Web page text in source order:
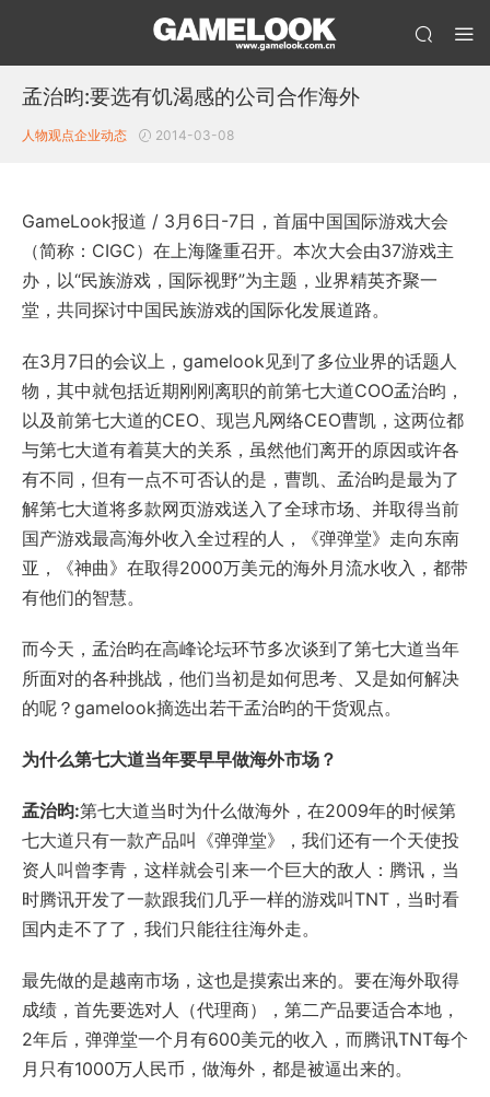
孟治昀:要选有饥渴感的公司合作海外
人物观点企业动态 2014-03-08
GameLook报道 / 3月6日-7日，首届中国国际游戏大会
（简称：CIGC）在上海隆重召开。本次大会由37游戏主
办，以“民族游戏，国际视野”为主题，业界精英齐聚一
堂，共同探讨中国民族游戏的国际化发展道路。
在3月7日的会议上，gamelook见到了多位业界的话题人
物，其中就包括近期刚刚离职的前第七大道COO孟治昀，
以及前第七大道的CEO、现岂凡网络CEO曹凯，这两位都
与第七大道有着莫大的关系，虽然他们离开的原因或许各
有不同，但有一点不可否认的是，曹凯、孟治昀是最为了
解第七大道将多款网页游戏送入了全球市场、并取得当前
国产游戏最高海外收入全过程的人，《弹弹堂》走向东南
亚，《神曲》在取得2000万美元的海外月流水收入，都带
有他们的智慧。
而今天，孟治昀在高峰论坛环节多次谈到了第七大道当年
所面对的各种挑战，他们当初是如何思考、又是如何解决
的呢？gamelook摘选出若干孟治昀的干货观点。
为什么第七大道当年要早早做海外市场？
孟治昀:第七大道当时为什么做海外，在2009年的时候第
七大道只有一款产品叫《弹弹堂》，我们还有一个天使投
资人叫曾李青，这样就会引来一个巨大的敌人：腾讯，当
时腾讯开发了一款跟我们几乎一样的游戏叫TNT，当时看
国内走不了了，我们只能往往海外走。
最先做的是越南市场，这也是摸索出来的。要在海外取得
成绩，首先要选对人（代理商），第二产品要适合本地，
2年后，弹弹堂一个月有600美元的收入，而腾讯TNT每个
月只有1000万人民币，做海外，都是被逼出来的。